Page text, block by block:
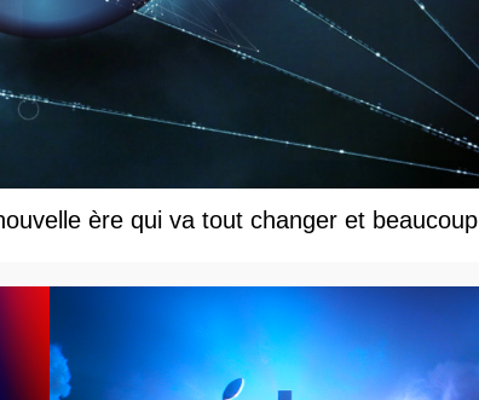
ère qui va tout changer et beaucoup